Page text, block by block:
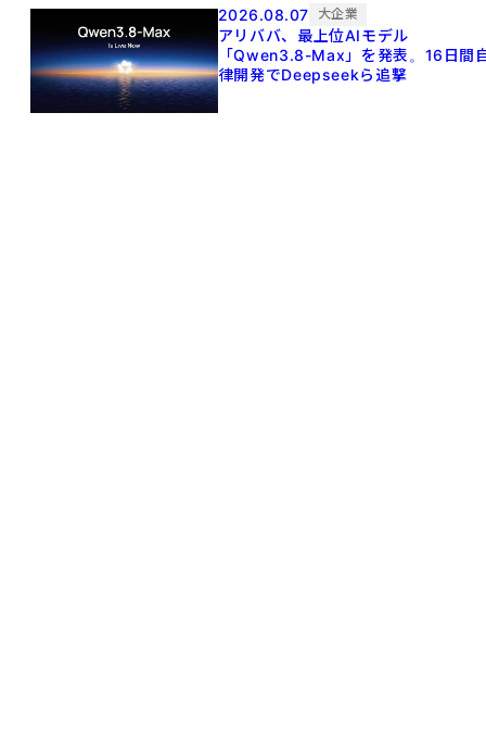
2026.08.07 大企業
アリババ、最上位AIモデル
「Qwen3.8-Max」を発表。16日間
律開発でDeepseekら追撃